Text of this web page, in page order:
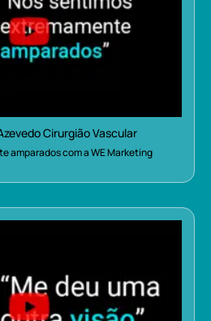
Cirurgião Vascular
amparados com a WE Marketing